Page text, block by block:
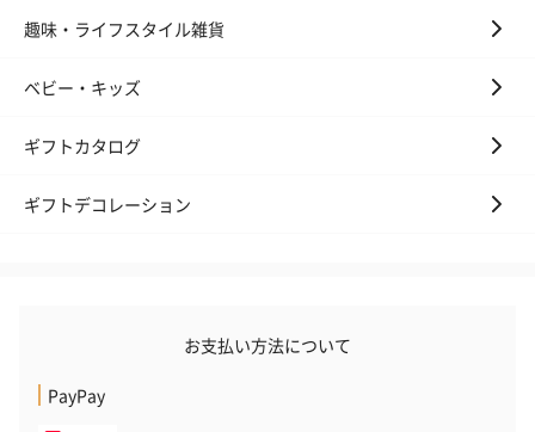
趣味・ライフスタイル雑貨
ベビー・キッズ
ギフトカタログ
ギフトデコレーション
お支払い方法について
PayPay